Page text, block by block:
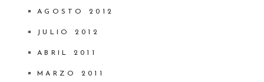
AGOSTO 2012
JULIO 2012
ABRIL 2011
MARZO 2011